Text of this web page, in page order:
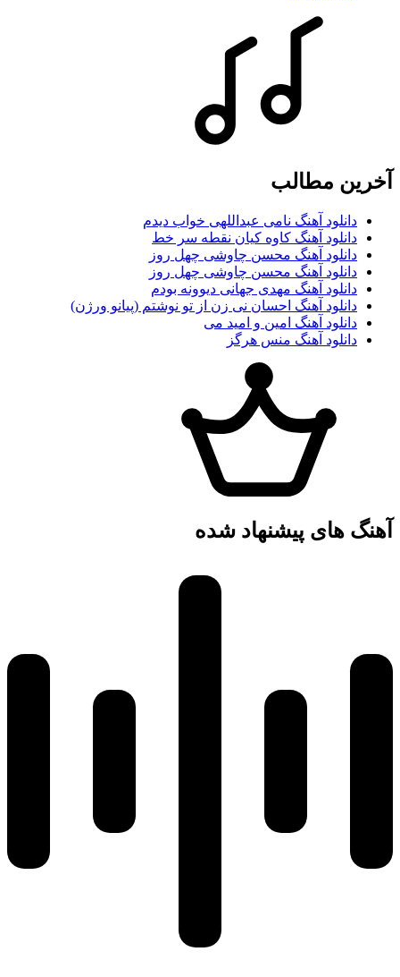
آخرین مطالب
دانلود آهنگ نامی عبداللهی خواب دیدم
دانلود آهنگ کاوه کیان نقطه سر خط
دانلود آهنگ محسن چاوشی چهل روز
دانلود آهنگ محسن چاوشی چهل روز
دانلود آهنگ مهدی جهانی دیوونه بودم
دانلود آهنگ احسان نی زن از تو نوشتم (پیانو ورژن)
دانلود آهنگ امین و امید می
دانلود آهنگ منس هرگز
آهنگ های پیشنهاد شده